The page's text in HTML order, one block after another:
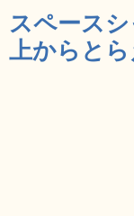
スペース
上からと